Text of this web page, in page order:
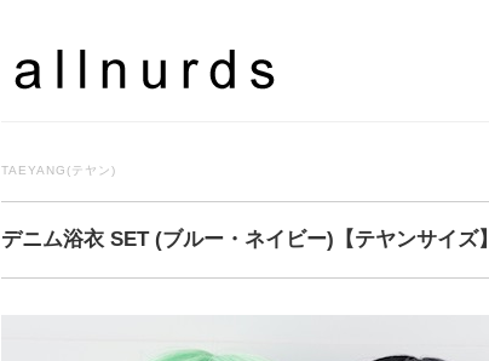
TAEYANG(テヤン)
デニム浴衣 SET (ブルー・ネイビー)【テヤンサイズ】